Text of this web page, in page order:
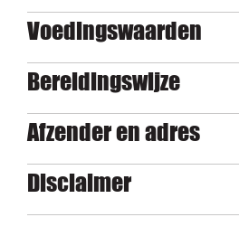
Voedingswaarden
Bereidingswijze
Afzender en adres
Disclaimer